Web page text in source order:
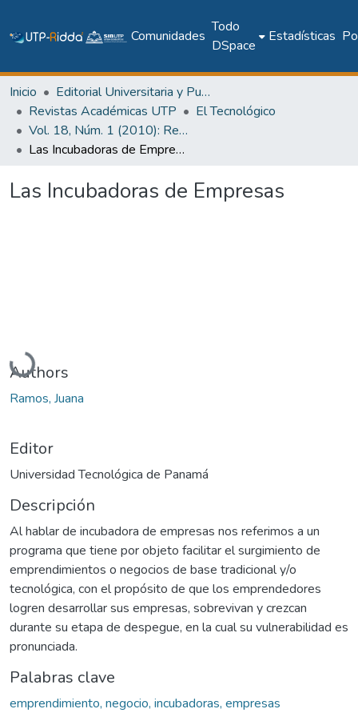
Comunidades
Todo
DSpace
Estadísticas
Inicio
Editorial Universitaria y Publicaciones Seriadas
Revistas Académicas UTP
El Tecnológico
Vol. 18, Núm. 1 (2010): Revista EL TECNOLÓGICO
Las Incubadoras de Empresas
Las Incubadoras de Empresas
Cargando...
Authors
Ramos, Juana
Editor
Universidad Tecnológica de Panamá
Descripción
Al hablar de incubadora de empresas nos referimos a un
programa que tiene por objeto facilitar el surgimiento de
emprendimientos o negocios de base tradicional y/o
tecnológica, con el propósito de que los emprendedores
logren desarrollar sus empresas, sobrevivan y crezcan
durante su etapa de despegue, en la cual su vulnerabilidad es
pronunciada.
Palabras clave
emprendimiento, negocio, incubadoras, empresas